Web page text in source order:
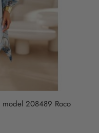
208489 Roco